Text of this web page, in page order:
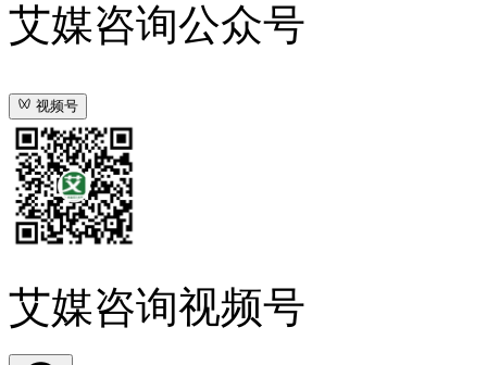
艾媒咨询公众号
视频号
艾媒咨询视频号